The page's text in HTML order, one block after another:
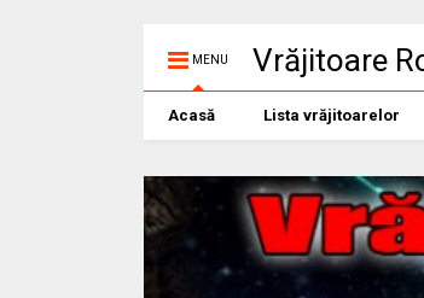
MENU Vrăjitoare
Acasă Lista vrăjitoarelor